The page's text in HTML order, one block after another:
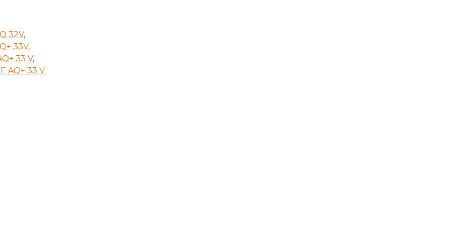
32V,
33V,
33 V,
AQ+ 33 V